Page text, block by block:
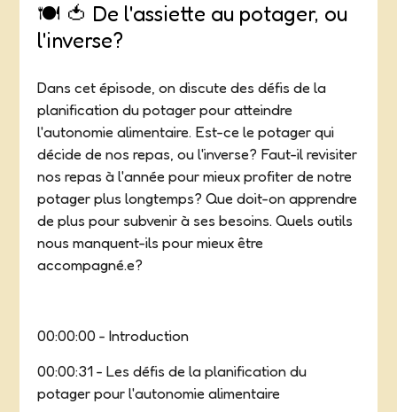
🍽️ 🍅 De l'assiette au potager, ou
l'inverse?
Dans cet épisode, on discute des défis de la
planification du potager pour atteindre
l'autonomie alimentaire. Est-ce le potager qui
décide de nos repas, ou l'inverse? Faut-il revisiter
nos repas à l'année pour mieux profiter de notre
potager plus longtemps? Que doit-on apprendre
de plus pour subvenir à ses besoins. Quels outils
nous manquent-ils pour mieux être
accompagné.e?
00:00:00 - Introduction
00:00:31 - Les défis de la planification du
potager pour l'autonomie alimentaire